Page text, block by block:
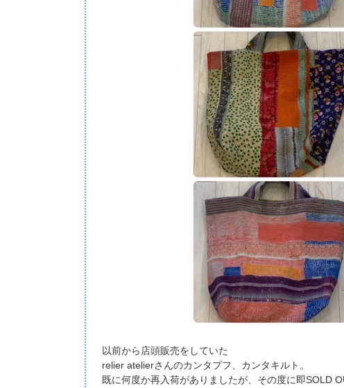
以前から店頭販売をしていた
relier atelierさんのカンタプフ、カンタキルト。
既に何度か再入荷がありましたが、その度に即SOLD